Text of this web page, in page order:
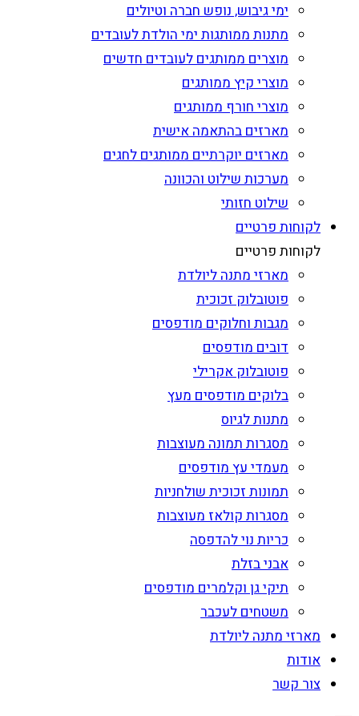
ימי גיבוש, נופש חברה וטיולים
מתנות ממותגות ימי הולדת לעובדים
מוצרים ממותגים לעובדים חדשים
מוצרי קיץ ממותגים
מוצרי חורף ממותגים
מארזים בהתאמה אישית
מארזים יוקרתיים ממותגים לחגים
מערכות שילוט והכוונה
שילוט חזותי
לקוחות פרטיים
לקוחות פרטיים
מארזי מתנה ליולדת
פוטובלוק זכוכית
מגבות וחלוקים מודפסים
דובים מודפסים
פוטובלוק אקרילי
בלוקים מודפסים מעץ
מתנות לגיוס
מסגרות תמונה מעוצבות
מעמדי עץ מודפסים
תמונות זכוכית שולחניות
מסגרות קולאז מעוצבות
כריות נוי להדפסה
אבני בזלת
תיקי גן וקלמרים מודפסים
משטחים לעכבר
מארזי מתנה ליולדת
אודות
צור קשר